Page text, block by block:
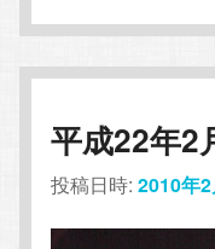
平成22年2
投稿日時:2010年